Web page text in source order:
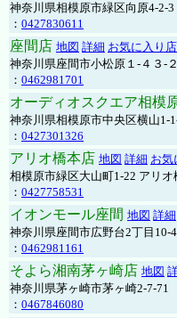
神奈川県相模原市緑区向原4-2-3
： 0427830611
座間店 地図 詳細 お気に入り
神奈川県座間市小松原１-４３-
： 0462981701
オーディオスクエア相模
神奈川県相模原市中央区横山1-
： 0427301326
アリオ橋本店 地図 詳細 お気
相模原市緑区大山町1-22 アリオ
： 0427758531
イオンモール座間 地図 詳細
神奈川県座間市広野台2丁目
： 0462981161
そよら湘南茅ヶ崎店 地図
神奈川県茅ヶ崎市茅ヶ崎
： 0467846080